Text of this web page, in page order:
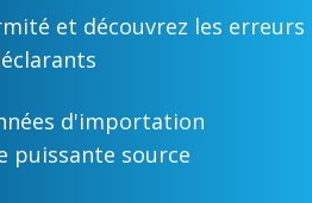
et découvrez les erreurs
d'importation
puissante source